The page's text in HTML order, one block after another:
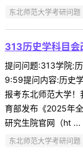
东北师范大学考研问题
313历史学科目
提问问题:313学院:
9:59提问内容:历史
报考东北师范大学
育部发布《2025年
研究生院官网（ht ...
东北师范大学考研问题